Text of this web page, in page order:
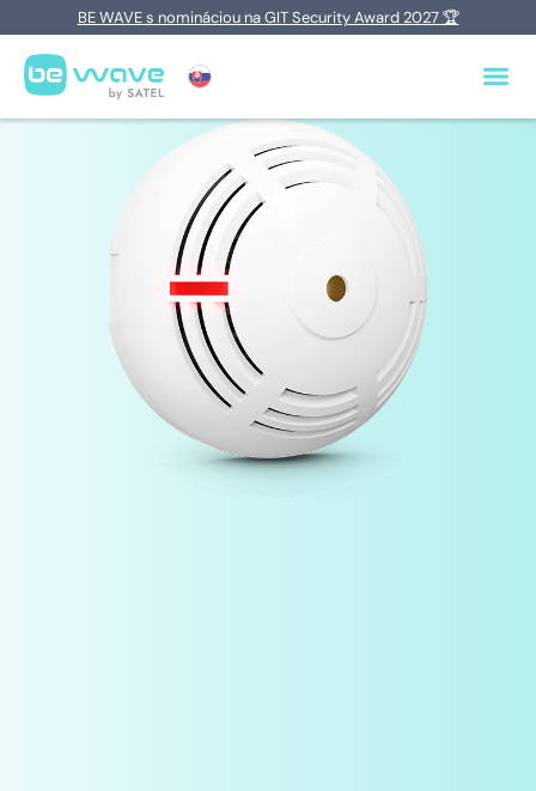
BE WAVE s nomináciou na GIT Security Award 2027 🏆